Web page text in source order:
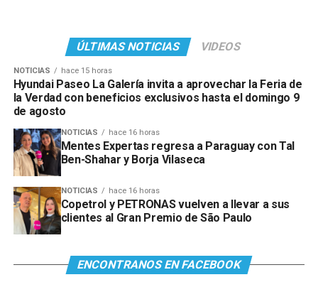
ÚLTIMAS NOTICIAS VIDEOS
NOTICIAS hace 15 horas
Hyundai Paseo La Galería invita a aprovechar la Feria de
la Verdad con beneficios exclusivos hasta el domingo 9
de agosto
NOTICIAS hace 16 horas
Mentes Expertas regresa a Paraguay con Tal
Ben-Shahar y Borja Vilaseca
NOTICIAS hace 16 horas
Copetrol y PETRONAS vuelven a llevar a sus
clientes al Gran Premio de São Paulo
ENCONTRANOS EN FACEBOOK